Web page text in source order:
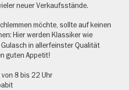
neuer Verkaufsstände.
möchte, sollte auf keinen
Hier werden Klassiker wie
in allerfeinster Qualität
guten Appetit!
8 bis 22 Uhr